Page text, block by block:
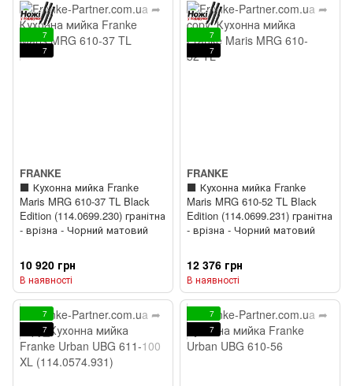
7
7
FRANKE
⬛️ Кухонна мийка Franke
Maris MRG 610-37 TL Black
Edition (114.0699.230) гранітна
- врізна - Чорний матовий
10 920 грн
В наявності
7
7
FRANKE
⬛️ Кухонна мийка Franke
Maris MRG 610-52 TL Black
Edition (114.0699.231) гранітна
- врізна - Чорний матовий
12 376 грн
В наявності
7
7
7
7